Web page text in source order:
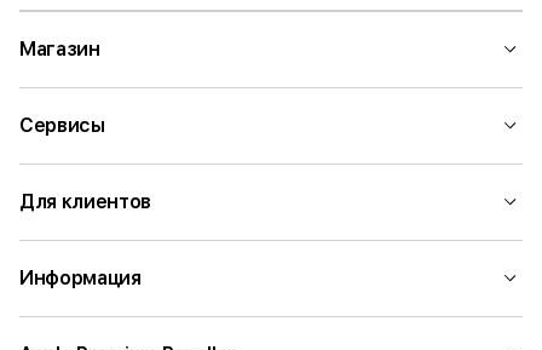
Магазин
Сервисы
Для клиентов
Информация